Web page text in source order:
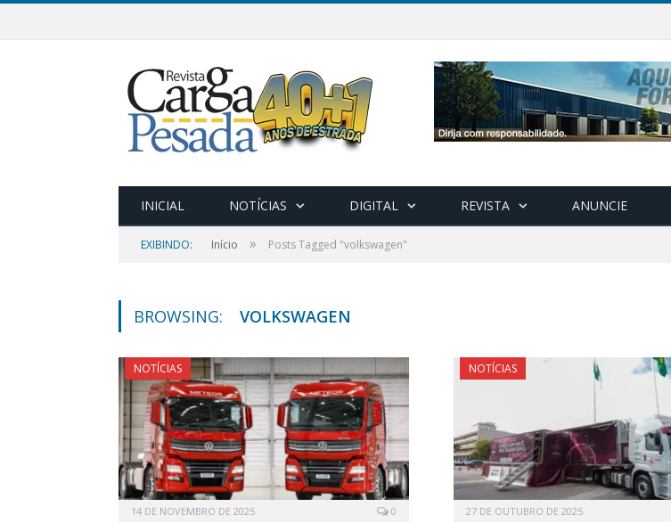
INICIAL NOTÍCIAS DIGITAL REVISTA ANUNCIE
EXIBINDO: Início » Posts Tagged "volkswagen"
BROWSING: VOLKSWAGEN
NOTÍCIAS
14 DE NOVEMBRO DE 2025 0
NOTÍCIAS
27 DE OUTUBRO DE 2025